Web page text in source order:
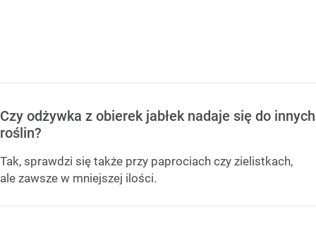
Czy odżywka z obierek jabłek nadaje się do innych
roślin?
Tak, sprawdzi się także przy paprociach czy zielistkach,
ale zawsze w mniejszej ilości.